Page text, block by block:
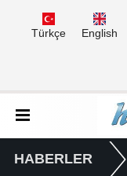
Türkçe English
HABERLER